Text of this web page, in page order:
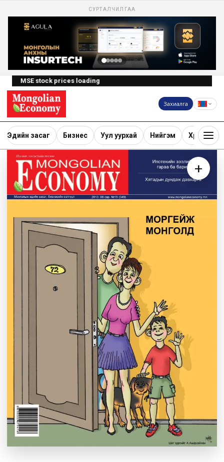
СУРТАЛЧИЛГАА
MSE stock prices loading
Захиалга
Эдийн засаг Бизнес Уул уурхай Нийгэм Хөрөнгө
+